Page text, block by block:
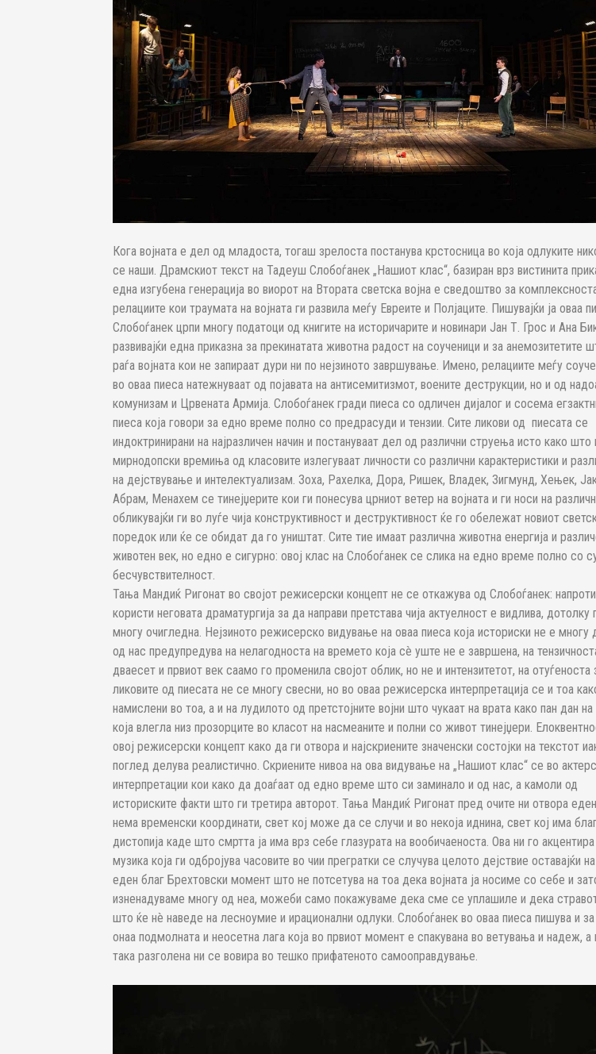
Кога војната е дел од младоста, тогаш зрелоста постанува крстосница во која одлуките
се наши. Драмскиот текст на Тадеуш Слобоѓанек „Нашиот клас“, базиран врз вистинита
една изгубена генерација во виорот на Втората светска војна е сведоштво за
релациите кои траумата на војната ги развила меѓу Евреите и Полјаците. Пишувајќи ја оваа
Слобоѓанек црпи многу податоци од книгите на историчарите и новинари Јан Т. Грос и Ана
развивајќи една приказна за прекинатата животна радост на соученици и за анемозитетите
раѓа војната кои не запираат дури ни по нејзиното завршување. Имено, релациите меѓу
во оваа пиеса натежнуваат од појавата на антисемитизмот, воените деструкции, но и од
комунизам и Црвената Армија. Слобоѓанек гради пиеса со одличен дијалог и сосема
пиеса која говори за едно време полно со предрасуди и тензии. Сите ликови од пиесата се
индоктринирани на најразличен начин и постануваат дел од различни струења исто како што
мирнодопски времиња од класовите излегуваат личности со различни карактеристики и
на дејствување и интелектуализам. Зоха, Рахелка, Дора, Ришек, Владек, Зигмунд, Хењек,
Абрам, Менахем се тинејџерите кои ги понесува црниот ветер на војната и ги носи на
обликувајќи ги во луѓе чија конструктивност и деструктивност ќе го обележат новиот
поредок или ќе се обидат да го уништат. Сите тие имаат различна животна енергија и
животен век, но едно е сигурно: овој клас на Слобоѓанек се слика на едно време полно со
бесчувствителност.
Тања Мандиќ Ригонат во својот режисерски концепт не се откажува од Слобоѓанек:
користи неговата драматургија за да направи претстава чија актуелност е видлива, дотолку
многу очигледна. Нејзиното режисерско видување на оваа пиеса која историски не е многу
од нас предупредува на нелагодноста на времето која сè уште не е завршена, на
дваесет и првиот век саамо го променила својот облик, но не и интензитетот, на отуѓеноста
ликовите од пиесата не се многу свесни, но во оваа режисерска интерпретација се и тоа
намислени во тоа, а и на лудилото од претстојните војни што чукаат на врата како пан дан на
која влегла низ прозорците во класот на насмеаните и полни со живот тинејџери.
овој режисерски концепт како да ги отвора и најскриените значенски состојки на текстот
поглед делува реалистично. Скриените нивоа на ова видување на „Нашиот клас“ се во
интерпретации кои како да доаѓаат од едно време што си заминало и од нас, а камоли од
историските факти што ги третира авторот. Тања Мандиќ Ригонат пред очите ни отвора
нема временски координати, свет кој може да се случи и во некоја иднина, свет кој има
дистопија каде што смртта ја има врз себе глазурата на вообичаеноста. Ова ни го
музика која ги одбројува часовите во чии прегратки се случува целото дејствие оставајќи
еден благ Брехтовски момент што не потсетува на тоа дека војната ја носиме со себе и
изненадуваме многу од неа, можеби само покажуваме дека сме се уплашиле и дека
што ќе нè наведе на лесноумие и ирационални одлуки. Слобоѓанек во оваа пиеса пишува и за
онаа подмолната и неосетна лага која во првиот момент е спакувана во ветувања и надеж, а
така разголена ни се вовира во тешко прифатеното самооправдување.